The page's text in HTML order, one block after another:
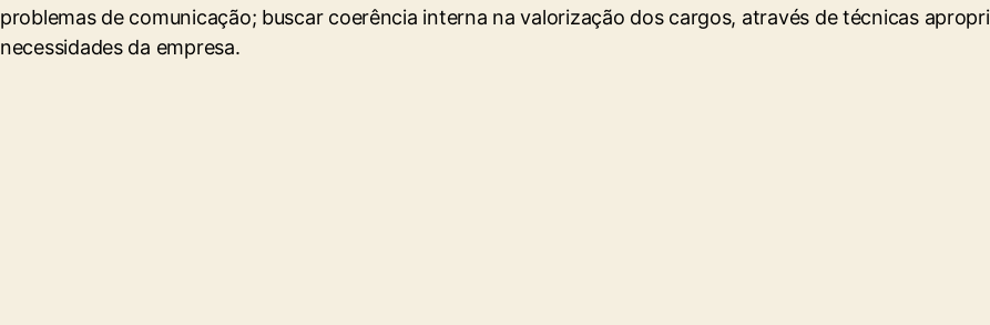
problemas de comunicação; buscar coerência interna na valorização dos cargos, através de técnicas
necessidades da empresa.